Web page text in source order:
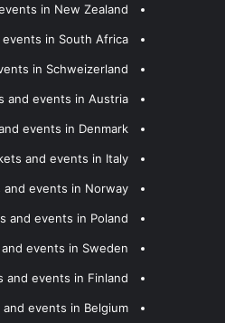
in New Zealand
in South Africa
in Schweizerland
and events in Austria
events in Denmark
and events in Italy
and events in Norway
and events in Poland
events in Sweden
and events in Finland
and events in Belgium